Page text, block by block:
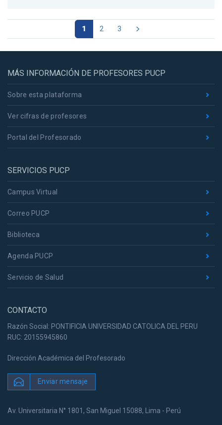
1 2 3
MÁS INFORMACIÓN DE PROFESORES PUCP
Sobre esta plataforma
Ver cifras de profesores
Portal del Profesorado
SERVICIOS PUCP
Campus Virtual
Correo PUCP
Biblioteca
Agenda PUCP
Servicio de Salud
CONTACTO
Razón Social: PONTIFICIA UNIVERSIDAD CATOLICA DEL PERU
RUC: 20155945860
Dirección Académica del Profesorado
Enviar mensaje
Av. Universitaria N° 1801, San Miguel 15088, Lima - Perú